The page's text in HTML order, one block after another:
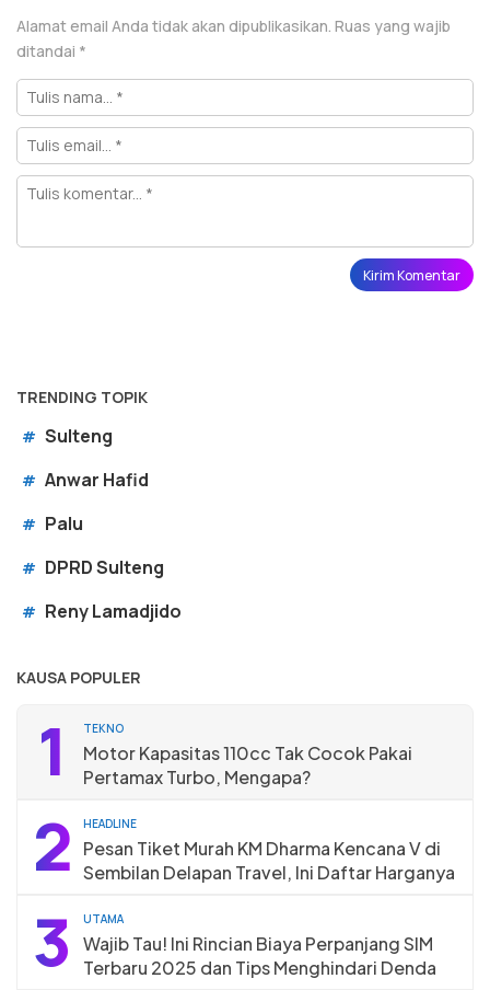
Alamat email Anda tidak akan dipublikasikan. Ruas yang wajib
ditandai *
TRENDING TOPIK
# Sulteng
# Anwar Hafid
# Palu
# DPRD Sulteng
# Reny Lamadjido
KAUSA POPULER
1 TEKNO
Motor Kapasitas 110cc Tak Cocok Pakai
Pertamax Turbo, Mengapa?
2 HEADLINE
Pesan Tiket Murah KM Dharma Kencana V di
Sembilan Delapan Travel, Ini Daftar Harganya
3 UTAMA
Wajib Tau! Ini Rincian Biaya Perpanjang SIM
Terbaru 2025 dan Tips Menghindari Denda